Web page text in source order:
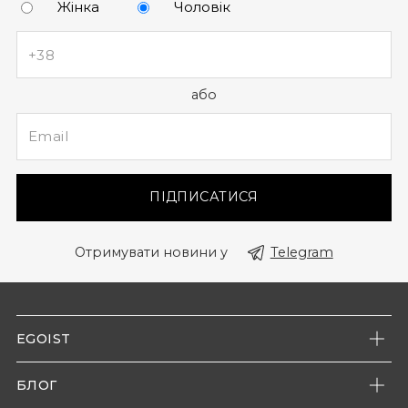
Жінка Чоловік
або
ПІДПИСАТИСЯ
Отримувати новини у Telegram
EGOIST
Наші магазини
БЛОГ